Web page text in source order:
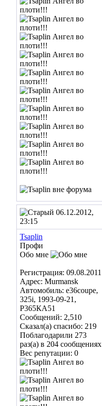
06.12.2012,
23:15
Tsaplin
Профи
Обо мне
Регистрация: 09.08.2011
Адрес: Murmansk
Автомобиль: e36coupe,
325i, 1993-09-21,
Р365КА51
Сообщений: 2,510
Сказал(а) спасибо: 219
Поблагодарили 273
раз(а) в 204 сообщениях
Вес репутации: 0